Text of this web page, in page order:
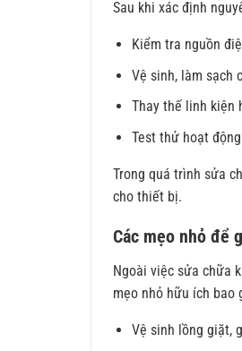
Sau khi xác định
Kiểm tra nguồn
Vệ sinh, làm sạch
Thay thế linh kiện
Test thử hoạt
Trong quá trình sửa
cho thiết bị.
Các mẹo nhỏ để
Ngoài việc sửa chữa
mẹo nhỏ hữu ích bao
Vệ sinh lồng giặt,